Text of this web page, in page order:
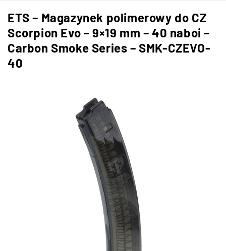
ETS – Magazynek polimerowy do CZ
Scorpion Evo – 9×19 mm – 40 naboi –
Carbon Smoke Series – SMK-CZEVO-
40